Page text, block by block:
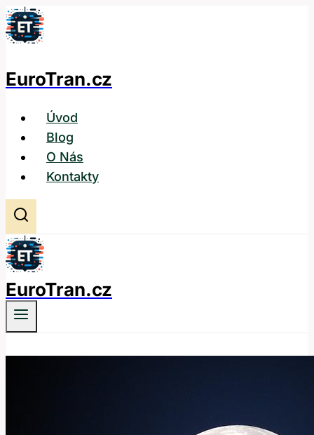
Přeskočit
na
EuroTran.cz
Úvod
Blog
O Nás
Kontakty
EuroTran.cz